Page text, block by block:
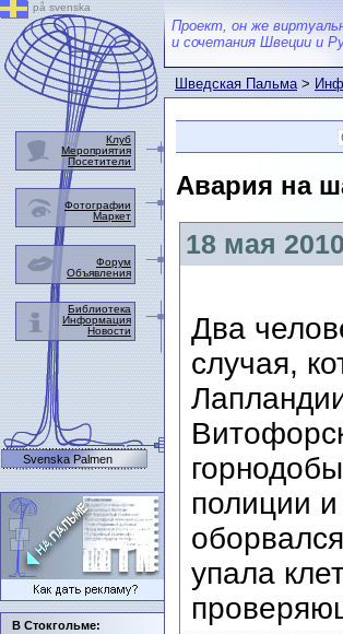
Проект, он же
и сочетания Швеции и
Шведская Пальма>
Авария на
18 мая 2010
Два
случая,
полиции
упала
på svenska
Клуб
Мероприятия
Посетители
Фотографии
Маркет
Форум
Объявления
Библиотека
Информация
Новости
Svenska Palmen
В Стокгольме: